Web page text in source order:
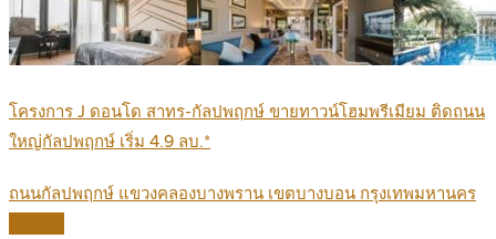
โครงการ J ดอนโด สาทร-กัลปพฤกษ์ ขายทาวน์โฮมพรีเมียม ติดถนน
ใหญ่กัลปพฤกษ์ เริ่ม 4.9 ลบ.*
ถนนกัลปพฤกษ์ แขวงคลองบางพราน เขตบางบอน กรุงเทพมหานคร